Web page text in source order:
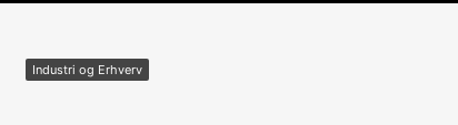
Industri og Erhverv